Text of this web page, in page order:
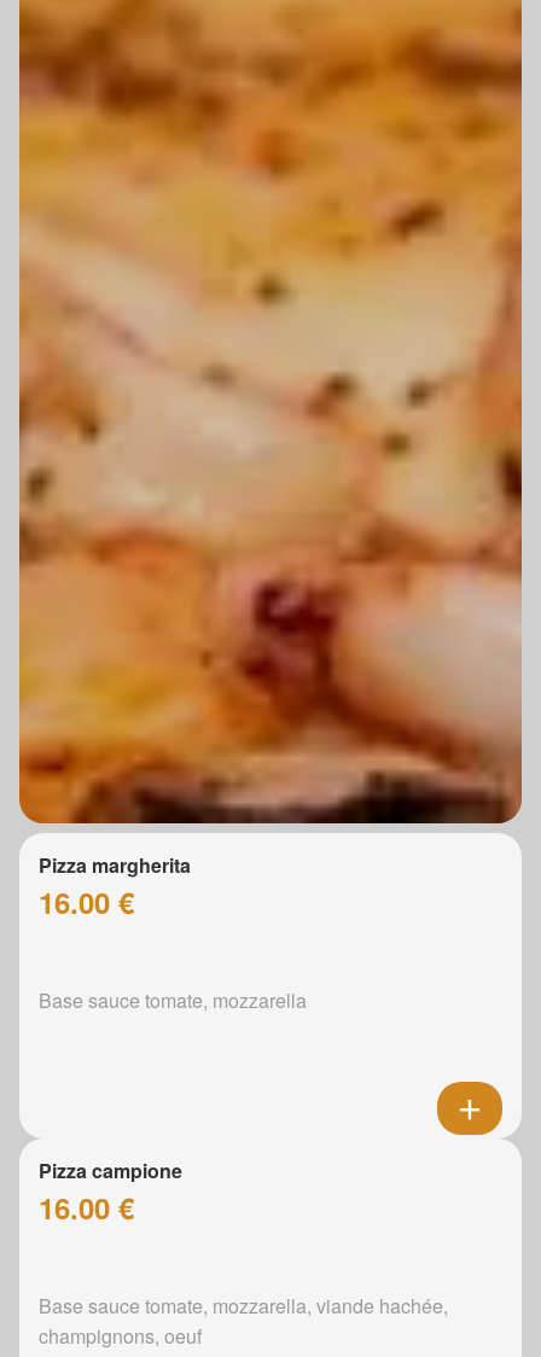
Pizza margherita
16.00 €
Base sauce tomate, mozzarella
Pizza campione
16.00 €
Base sauce tomate, mozzarella, viande hachée,
champignons, oeuf